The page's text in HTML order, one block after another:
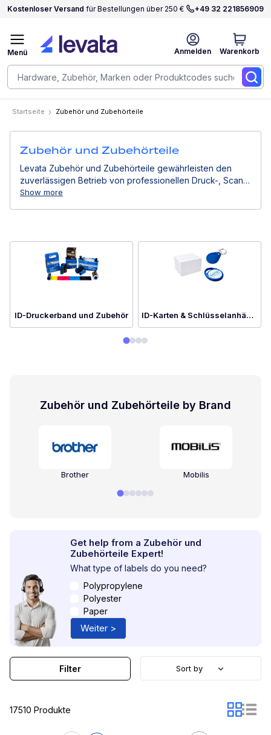
Kostenloser Versand für Bestellungen über 250 € +49 32 221856909
Anmelden Warenkorb
Menü
Startseite Zubehör und Zubehörteile
Zubehör und Zubehörteile
Levata Zubehör und Zubehörteile gewährleisten den
zuverlässigen Betrieb von professionellen Druck-, Scan-
und Computersystemen. Von Etiketten bis hin zu
Show more
ID-Druckerband und Zubehör ID-Karten & Schlüsselanhänger
Zubehör und Zubehörteile by Brand
Brother Mobilis
Get help from a Zubehör und
Zubehörteile Expert!
What type of labels do you need?
Polypropylene
Polyester
Paper
Weiter >
17510 Produkte
Filter Sort by